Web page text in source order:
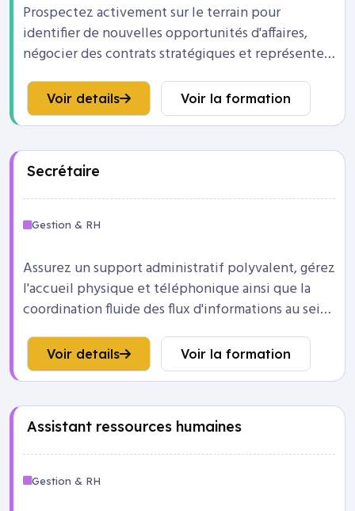
Prospectez activement sur le terrain pour
identifier de nouvelles opportunités d'affaires,
négocier des contrats stratégiques et représenter
Voir details Voir la formation
Secrétaire
Gestion & RH
Assurez un support administratif polyvalent, gérez
l'accueil physique et téléphonique ainsi que la
coordination fluide des flux d'informations au sein
de l'entreprise.
Voir details Voir la formation
Assistant ressources humaines
Gestion & RH